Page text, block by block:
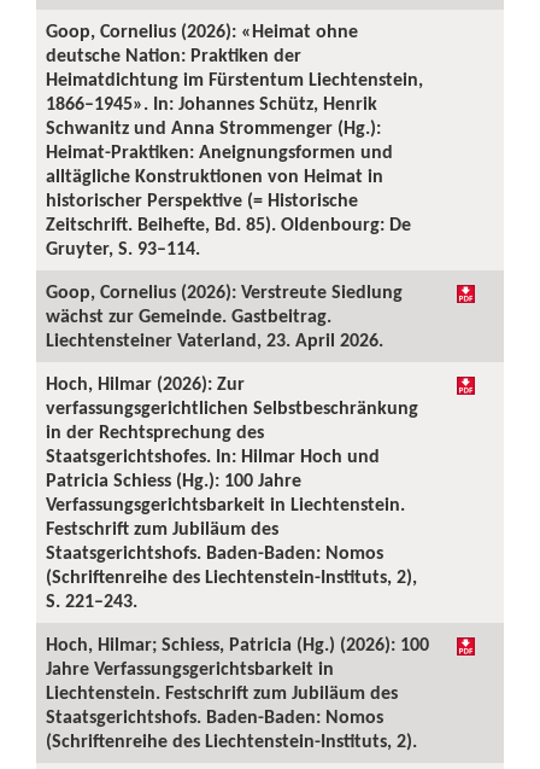
Goop, Cornelius (2026): «Heimat ohne
deutsche Nation: Praktiken der
Heimatdichtung im Fürstentum Liechtenstein,
1866–1945». In: Johannes Schütz, Henrik
Schwanitz und Anna Strommenger (Hg.):
Heimat-Praktiken: Aneignungsformen und
alltägliche Konstruktionen von Heimat in
historischer Perspektive (= Historische
Zeitschrift. Beihefte, Bd. 85). Oldenbourg: De
Gruyter, S. 93–114.
Goop, Cornelius (2026): Verstreute Siedlung
wächst zur Gemeinde. Gastbeitrag.
Liechtensteiner Vaterland, 23. April 2026.
Hoch, Hilmar (2026): Zur
verfassungsgerichtlichen Selbstbeschränkung
in der Rechtsprechung des
Staatsgerichtshofes. In: Hilmar Hoch und
Patricia Schiess (Hg.): 100 Jahre
Verfassungsgerichtsbarkeit in Liechtenstein.
Festschrift zum Jubiläum des
Staatsgerichtshofs. Baden-Baden: Nomos
(Schriftenreihe des Liechtenstein-Instituts, 2),
S. 221–243.
Hoch, Hilmar; Schiess, Patricia (Hg.) (2026): 100
Jahre Verfassungsgerichtsbarkeit in
Liechtenstein. Festschrift zum Jubiläum des
Staatsgerichtshofs. Baden-Baden: Nomos
(Schriftenreihe des Liechtenstein-Instituts, 2).